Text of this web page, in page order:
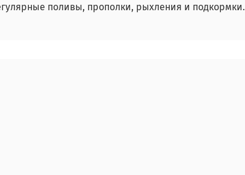
поливы, прополки, рыхления и подкормки.